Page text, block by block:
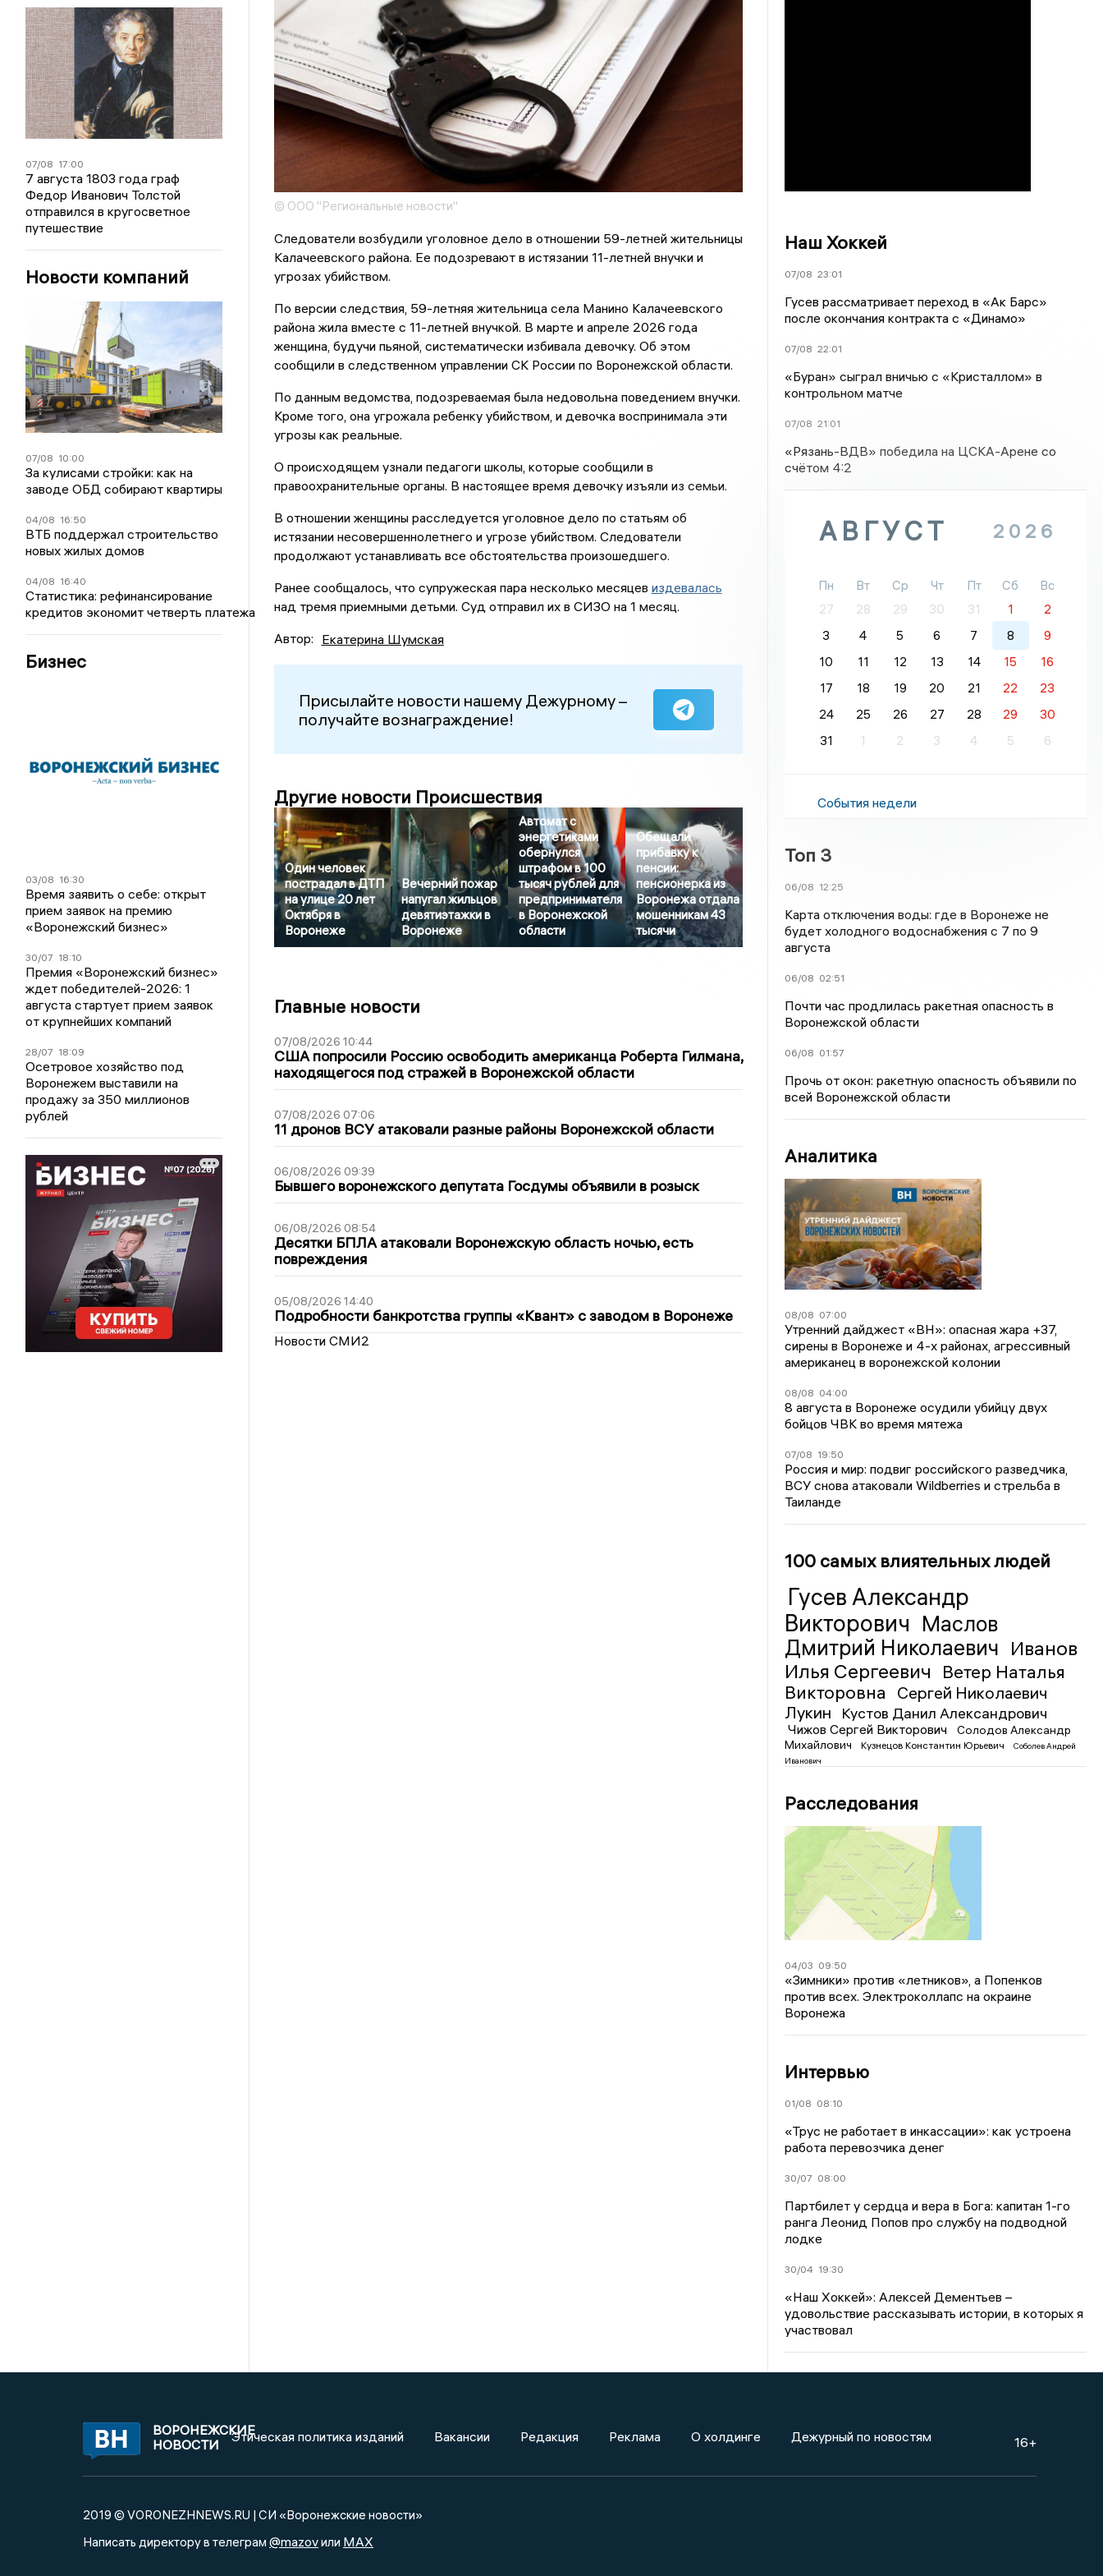
07/08 17:00
7 августа 1803 года граф
Федор Иванович Толстой
отправился в кругосветное
путешествие
Новости компаний
07/08 10:00
За кулисами стройки: как на
заводе ОБД собирают квартиры
04/08 16:50
ВТБ поддержал строительство
новых жилых домов
04/08 16:40
Статистика: рефинансирование
кредитов экономит четверть платежа
Бизнес
03/08 16:30
Время заявить о себе: открыт
прием заявок на премию
«Воронежский бизнес»
30/07 18:10
Премия «Воронежский бизнес»
ждет победителей-2026: 1
августа стартует прием заявок
от крупнейших компаний
28/07 18:09
Осетровое хозяйство под
Воронежем выставили на
продажу за 350 миллионов
рублей
© ООО "Региональные новости"
Следователи возбудили уголовное дело в отношении 59-летней жительницы
Калачеевского района. Ее подозревают в истязании 11-летней внучки и
угрозах убийством.
По версии следствия, 59-летняя жительница села Манино Калачеевского
района жила вместе с 11-летней внучкой. В марте и апреле 2026 года
женщина, будучи пьяной, систематически избивала девочку. Об этом
сообщили в следственном управлении СК России по Воронежской области.
По данным ведомства, подозреваемая была недовольна поведением внучки.
Кроме того, она угрожала ребенку убийством, и девочка воспринимала эти
угрозы как реальные.
О происходящем узнали педагоги школы, которые сообщили в
правоохранительные органы. В настоящее время девочку изъяли из семьи.
В отношении женщины расследуется уголовное дело по статьям об
истязании несовершеннолетнего и угрозе убийством. Следователи
продолжают устанавливать все обстоятельства произошедшего.
Ранее сообщалось, что супружеская пара несколько месяцев издевалась
над тремя приемными детьми. Суд отправил их в СИЗО на 1 месяц.
Автор: Екатерина Шумская
Присылайте новости нашему Дежурному –
получайте вознаграждение!
Другие новости Происшествия
Один человек
пострадал в ДТП
на улице 20 лет
Октября в
Воронеже
Вечерний пожар
напугал жильцов
девятиэтажки в
Воронеже
Автомат с
энергетиками
обернулся
штрафом в 100
тысяч рублей для
предпринимателя
в Воронежской
области
Обещали
прибавку к
пенсии:
пенсионерка из
Воронежа отдала
мошенникам 43
тысячи
Главные новости
07/08/2026 10:44
США попросили Россию освободить американца Роберта Гилмана,
находящегося под стражей в Воронежской области
07/08/2026 07:06
11 дронов ВСУ атаковали разные районы Воронежской области
06/08/2026 09:39
Бывшего воронежского депутата Госдумы объявили в розыск
06/08/2026 08:54
Десятки БПЛА атаковали Воронежскую область ночью, есть
повреждения
05/08/2026 14:40
Подробности банкротства группы «Квант» с заводом в Воронеже
Новости СМИ2
Наш Хоккей
07/08 23:01
Гусев рассматривает переход в «Ак Барс»
после окончания контракта с «Динамо»
07/08 22:01
«Буран» сыграл вничью с «Кристаллом» в
контрольном матче
07/08 21:01
«Рязань-ВДВ» победила на ЦСКА-Арене со
счётом 4:2
АВГУСТ 2026
Пн Вт Ср Чт Пт Сб
Вс
27
28 29 30 31 1
2
3
4 5 6 7 8
9
10
11 12 13 14 15
16
17
18 19 20 21 22
23
24
25 26 27 28 29
30
31
1 2 3 4 5 6
События недели
Топ 3
06/08 12:25
Карта отключения воды: где в Воронеже не
будет холодного водоснабжения с 7 по 9
августа
06/08 02:51
Почти час продлилась ракетная опасность в
Воронежской области
06/08 01:57
Прочь от окон: ракетную опасность объявили по
всей Воронежской области
Аналитика
08/08 07:00
Утренний дайджест «ВН»: опасная жара +37,
сирены в Воронеже и 4-х районах, агрессивный
американец в воронежской колонии
08/08 04:00
8 августа в Воронеже осудили убийцу двух
бойцов ЧВК во время мятежа
07/08 19:50
Россия и мир: подвиг российского разведчика,
ВСУ снова атаковали Wildberries и стрельба в
Таиланде
100 самых влиятельных людей
Гусев Александр
Викторович Маслов
Дмитрий Николаевич Иванов
Илья Сергеевич
Ветер Наталья
Викторовна
Сергей Николаевич
Лукин
Кустов Данил Александрович
Чижов Сергей Викторович
Солодов Александр
Михайлович
Кузнецов Константин Юрьевич
Соболев Андрей
Иванович
Расследования
04/03 09:50
«Зимники» против «летников», а Попенков
против всех. Электроколлапс на окраине
Воронежа
Интервью
01/08 08:10
«Трус не работает в инкассации»: как устроена
работа перевозчика денег
30/07 08:00
Партбилет у сердца и вера в Бога: капитан 1-го
ранга Леонид Попов про службу на подводной
лодке
30/04 19:30
«Наш Хоккей»: Алексей Дементьев –
удовольствие рассказывать истории, в которых я
участвовал
ВОРОНЕЖСКИЕ
НОВОСТИ
Этическая политика изданий Вакансии Редакция Реклама О холдинге Дежурный по новостям 16+
2019 © VORONEZHNEWS.RU | СИ «Воронежские новости»
Написать директору в телеграм @mazovили MAX